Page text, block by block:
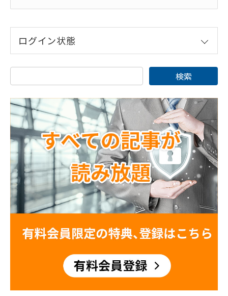
ログイン状態